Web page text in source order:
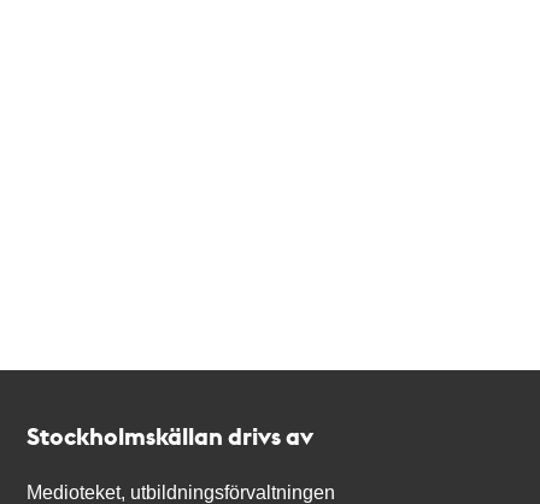
Stockholmskällan drivs av
Medioteket, utbildningsförvaltningen